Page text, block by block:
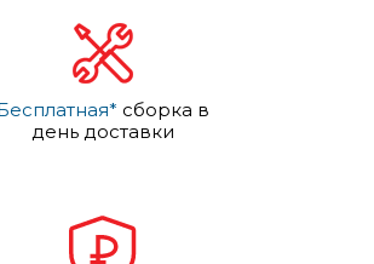
сборка в
день доставки